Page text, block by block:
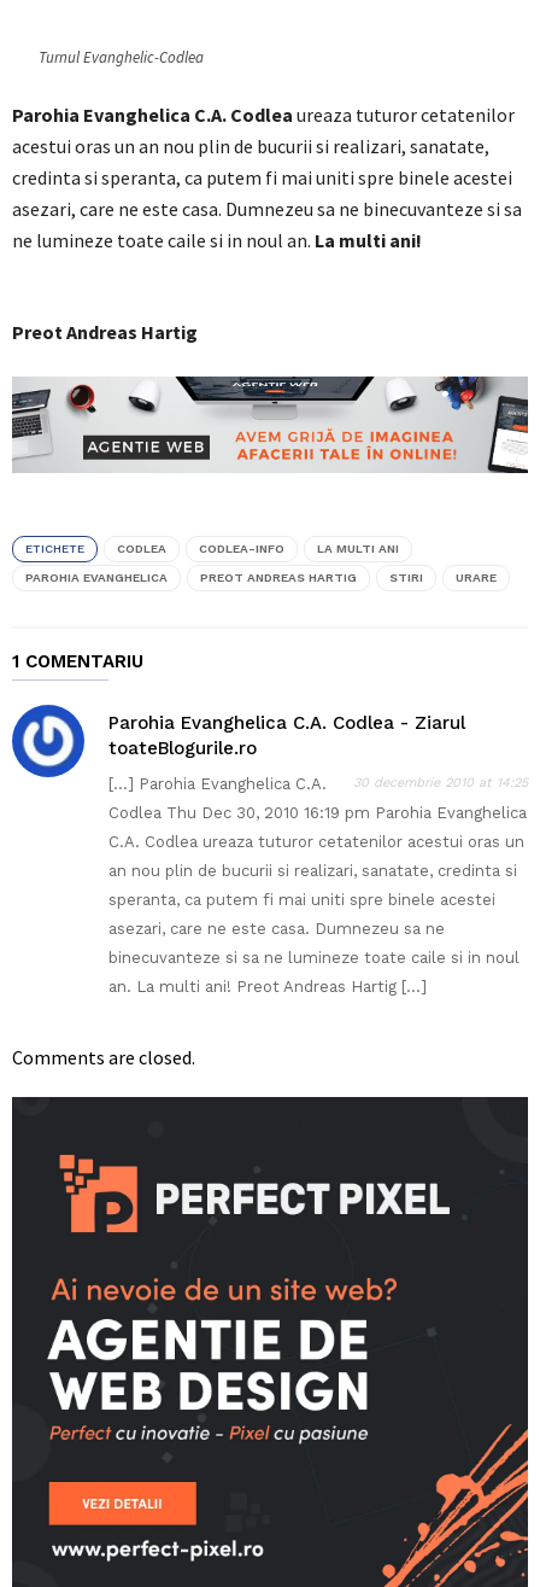
Turnul Evanghelic-Codlea
Parohia Evanghelica C.A. Codlea ureaza tuturor cetatenilor
acestui oras un an nou plin de bucurii si realizari, sanatate,
credinta si speranta, ca putem fi mai uniti spre binele acestei
asezari, care ne este casa. Dumnezeu sa ne binecuvanteze si sa
ne lumineze toate caile si in noul an. La multi ani!
Preot Andreas Hartig
ETICHETE CODLEA CODLEA-INFO LA MULTI ANI
PAROHIA EVANGHELICA PREOT ANDREAS HARTIG STIRI URARE
1 COMENTARIU
Parohia Evanghelica C.A. Codlea - Ziarul
toateBlogurile.ro
30 decembrie 2010 at 14:25
[…] Parohia Evanghelica C.A.
Codlea Thu Dec 30, 2010 16:19 pm Parohia Evanghelica
C.A. Codlea ureaza tuturor cetatenilor acestui oras un
an nou plin de bucurii si realizari, sanatate, credinta si
speranta, ca putem fi mai uniti spre binele acestei
asezari, care ne este casa. Dumnezeu sa ne
binecuvanteze si sa ne lumineze toate caile si in noul
an. La multi ani! Preot Andreas Hartig […]
Comments are closed.